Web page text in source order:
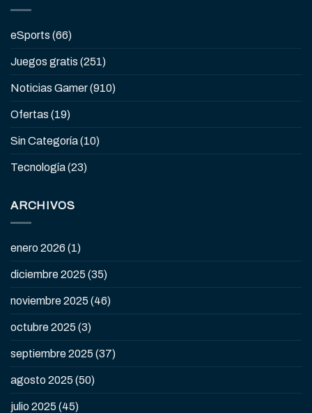
eSports (66)
Juegos gratis (251)
Noticias Gamer(910)
Ofertas (19)
Sin Categoría(10)
Tecnología(23)
ARCHIVOS
enero 2026 (1)
diciembre 2025 (35)
noviembre 2025 (46)
octubre 2025 (3)
septiembre 2025 (37)
agosto 2025 (50)
julio 2025 (45)